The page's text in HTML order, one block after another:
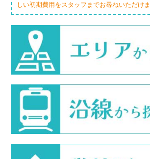
しい初期費用をスタッフまでお尋ねいただけ